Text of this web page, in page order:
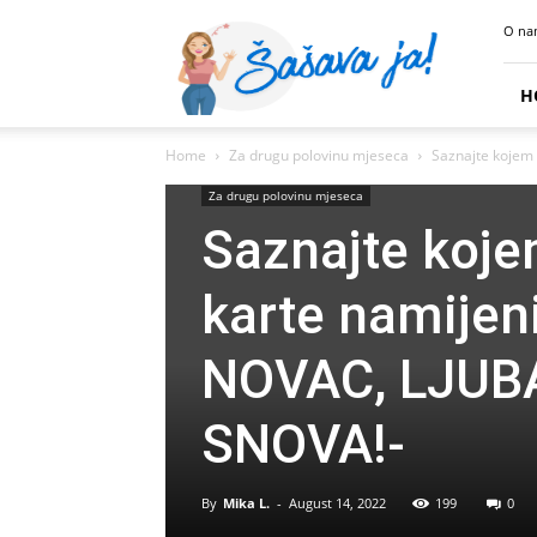
Ja
O
Home Za drugu polovinu mjeseca Saznajte kojem
Za drugu polovinu mjeseca
Saznajte
karte
NOVAC,
SNOVA!-
By Mika L. - August 14, 2022 199 0